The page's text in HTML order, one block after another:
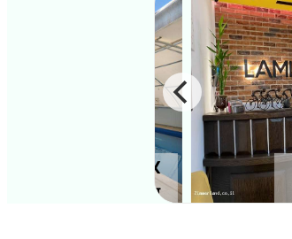
אחוזת מרלו
דלתון, גליל עליון